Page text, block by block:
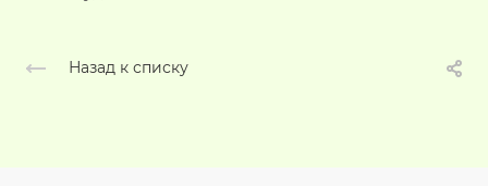
Назад к списку